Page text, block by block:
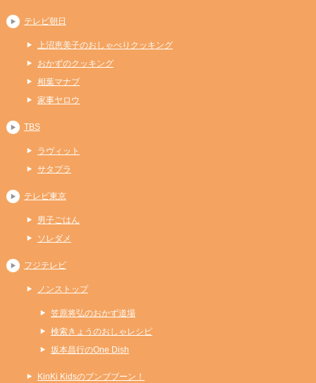
テレビ朝日
上沼恵美子のおしゃべりクッキング
おかずのクッキング
相葉マナブ
家事ヤロウ
TBS
ラヴィット
サタプラ
テレビ東京
男子ごはん
ソレダメ
フジテレビ
ノンストップ
笠原将弘のおかず道場
検索きょうのおしゃレシピ
坂本昌行のOne Dish
KinKi Kidsのブンブブーン！